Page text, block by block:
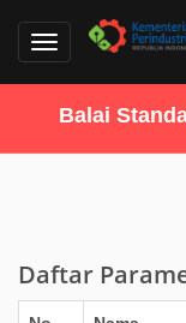
Toggle
Balai
Daftar